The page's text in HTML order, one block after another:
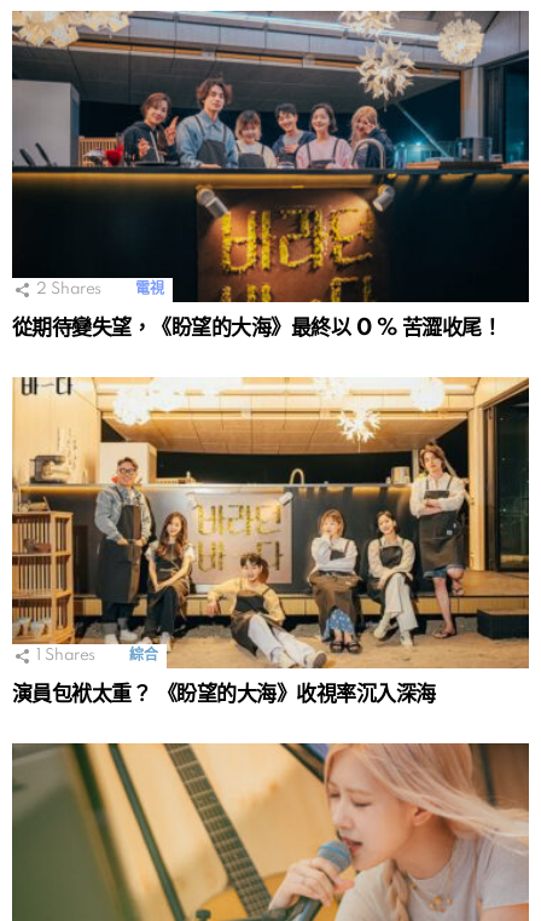
2 Shares 電視
從期待變失望，《盼望的大海》最終以 0 % 苦澀收尾！
Shares 綜合
演員包袱太重？ 《盼望的大海》收視率沉入深海